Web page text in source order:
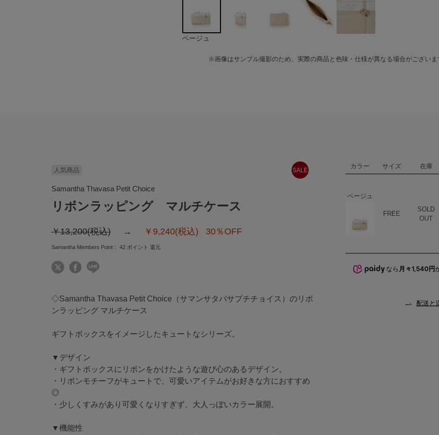
ベージュ
※画像はサンプル撮影のため、実際の商品と色味・仕様が異なる場合がございま
人気商品 SALE
Samantha Thavasa Petit Choice
リボンラッピング マルチケース
￥13,200(税込) ￥9,240(税込) 30％OFF
Samantha Members Point： 42ポイント 還元
◇Samantha Thavasa Petit Choice（サマンサタバサプチチョイス）のリボ
ンラッピング マルチケース
ギフトボックスをイメージしたキュートなシリーズ。
▼デザイン
・ギフトボックスにリボンをかけたような遊び心のあるデザイン。
・リボンモチーフがキュートで、可愛いアイテムがお好きな方におすすめ
◎
・少しくすみがあり可愛くなりすぎず、大人っぽいカラー展開。
▼機能性
カラー サイズ 在庫
ベージュ
FREE
SOLD
OUT
なら 月々1,540円
配送と